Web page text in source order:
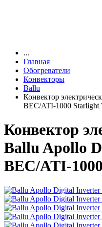
...
Главная
Обогреватели
Конвекторы
Ballu
Конвектор
BEC/ATI-1000 Starlight
Конвектор
Ballu Apollo
BEC/ATI-